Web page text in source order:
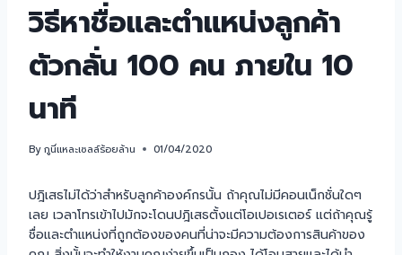
วิธีหาชื่อและตำแหน่งลูกค้า
ตัวกลั่น 100 คน ภายใน 10
นาที
Byกูนี่แหละเซลล์ร้อยล้าน 01/04/2020
ปฎิเสธไม่ได้ว่าสำหรับลูกค้าองค์กรนั้น ถ้าคุณไม่มีคอนเน็กชั่นใดๆ
เลย เวลาโทรเข้าไปมักจะโดนปฎิเสธตั้งแต่โอเปอเรเตอร์ แต่ถ้าคุณรู้
ชื่อและตำแหน่งที่ถูกต้องของคนที่น่าจะมีความต้องการสินค้าของ